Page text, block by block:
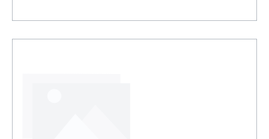
In den Warenkorb